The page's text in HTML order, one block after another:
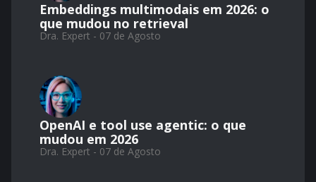
Embeddings multimodais em 2026: o
que mudou no retrieval
Dra. Expert - 07 de Agosto
OpenAI e tool use agentic: o que
mudou em 2026
Dra. Expert - 07 de Agosto